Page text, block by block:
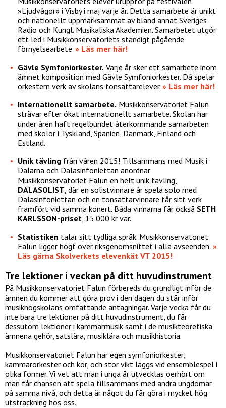
»Ljudvågor« i Visby i maj varje år. Detta samarbete är unikt
och nationellt uppmärksammat av bland annat Sveriges
Radio och Kungl. Musikaliska Akademien. Samarbetet utgör
ett led i Musikkonservatoriets ständigt pågående
förnyelsearbete. » Läs mer här!
Gävle Symfoniorkester. Varje år sker ett samarbete inom
ämnet komposition med Gävle Symfoniorkester. Då spelar
orkestern verk av skolans tonsättarelever. » Läs mer här!
Internationellt samarbete. Musikkonservatoriet Falun
strävar efter ökat internationellt samarbete. Skolan har
under åren haft regelbundet återkommande samarbeten
med skolor i Tyskland, Spanien, Danmark, Finland och
Estland.
Unik tävling från våren 2015! Tillsammans med Musik i
Dalarna och Dalasinfoniettan anordnar
Musikkonservatoriet Falun en helt unik tävling,
DALASOLIST , där en solistvinnare år spela solo med
Dalasinfoniettan och en tonsättarvinnare får sitt verk
framfört vid samma konert. Båda vinnarna får också SETH
KARLSSON-priset , 15.000 kr var.
Statistiken talar sitt tydliga språk. Musikkonservatoriet
Falun ligger högt över riksgenomsnittet i alla avseenden. »
Läs gärna Skolverkets elevenkät VT 2015!
Tre lektioner i veckan på ditt huvudinstrument
På Musikkonservatoriet Falun förbereds du grundligt inför de
ämnen du kommer att göra prov i den dagen du står inför
musikhögskolans omfattande antagningar. Varje vecka får du
inte bara tre lektioner på ditt huvudinstrument, du får
dessutom lektioner i kammarmusik samt i de musikteoretiska
ämnena gehör, satslära, musiklära och musikhistoria.
Musikkonservatoriet Falun har egen symfoniorkester,
kammarorkester och kör, och stor vikt läggs vid ensemblespel i
olika former. Vi vet att man i unga år utvecklas oerhört om
man får chansen att spela tillsammans med andra ungdomar
på samma nivå, och detta är något du får göra i mycket hög
utsträckning hos oss.